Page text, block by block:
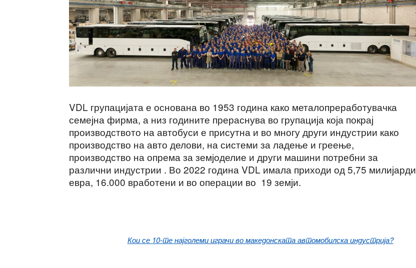
VDL групацијата е основана во 1953 година како металопреработувачка
семејна фирма, а низ годините прераснува во групација која покрај
производството на автобуси е присутна и во многу други индустрии како
производство на авто делови, на системи за ладење и греење,
производство на опрема за земјоделие и други машини потребни за
различни индустрии . Во 2022 година VDL имала приходи од 5,75 милијарди
евра, 16.000 вработени и во операции во 19 земји.
Кои се 10-те најголеми играчи во македонската автомобилска индустрија?